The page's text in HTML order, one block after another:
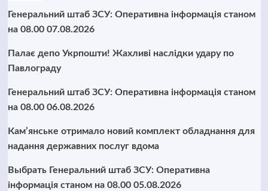
Генеральний штаб ЗСУ: Оперативна інформація станом
на 08.00 07.08.2026
Палає депо Укрпошти! Жахливі наслідки удару по
Павлограду
Генеральний штаб ЗСУ: Оперативна інформація станом
на 08.00 06.08.2026
Кам’янське отримало новий комплект обладнання для
надання державних послуг вдома
Выбрать Генеральний штаб ЗСУ: Оперативна
інформація станом на 08.00 05.08.2026